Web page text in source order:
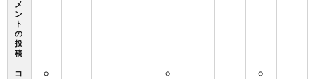
メ
ン
ト
の
投
稿
コ ○ ○ ○